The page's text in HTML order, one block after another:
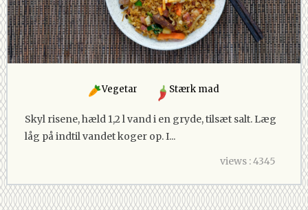
Vegetar Stærk mad
Skyl risene, hæld 1,2 l vand i en gryde, tilsæt salt. Læg
låg på indtil vandet koger op. I...
views : 4345